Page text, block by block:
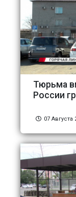
Тюрьма
России
07 Августа